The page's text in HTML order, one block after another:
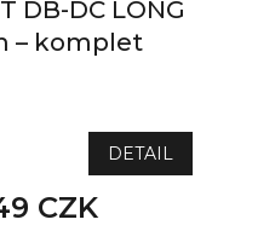
DB-DC LONG
– komplet
hodnocení
5,0
z
CZK
DETAIL